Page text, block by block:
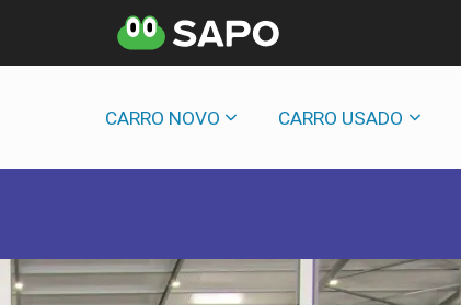
CARRO NOVO CARRO USADO